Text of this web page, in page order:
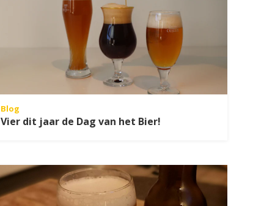
Blog
Vier dit jaar de Dag van het Bier!